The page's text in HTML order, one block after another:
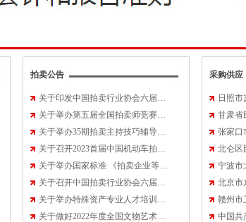
拍卖公告
关于印发中国拍卖行业协会六届…
关于举办第五届全国拍卖师竞赛…
关于举办35期拍卖主持技巧辅导…
关于召开2023首届中国机动车拍…
关于举办国家标准 《拍卖企业等…
关于召开中国拍卖行业协会六届…
关于举办特殊资产专业人才培训…
关于做好2022年度全国文物艺术…
采购供应
日照
甘肃省
张家口
北仑区
宁波市
北京市
赣州
中国共